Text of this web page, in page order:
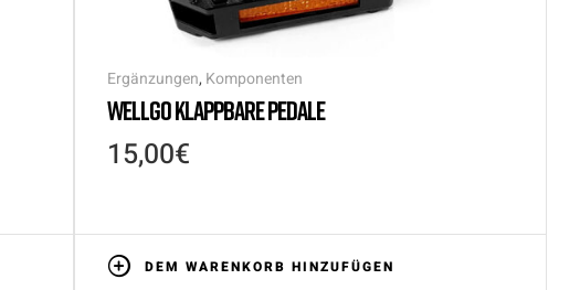
Ergänzungen, Komponenten
WELLGO KLAPPBARE PEDALE
15,00€
DEM WARENKORB HINZUFÜGEN